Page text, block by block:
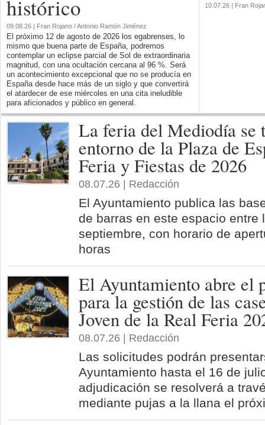
histórico
09.08.26 | Fran Rojano / Antonio Ramón Jiménez
El próximo 12 de agosto de 2026 los egabrenses, lo
mismo que buena parte de España, podremos
contemplar un eclipse parcial de Sol de extraordinaria
magnitud, con una ocultación cercana al 96 %. Será
un acontecimiento excepcional que no se producía en
España desde hace más de un siglo y que convertirá
el atardecer de ese miércoles en una cita ineludible
para aficionados y público en general.
10.07.26 | Fran
La feria del Mediodía se
entorno de la Plaza de
Feria y Fiestas de 2026
08.07.26 | Redacción
El Ayuntamiento publica las
de barras en este espacio entre
septiembre, con horario de
horas
El Ayuntamiento abre el
para la gestión de las
Joven de la Real Feria
08.07.26 | Redacción
Las solicitudes podrán
Ayuntamiento hasta el 16 de
adjudicación se resolverá a
mediante pujas a la llana el